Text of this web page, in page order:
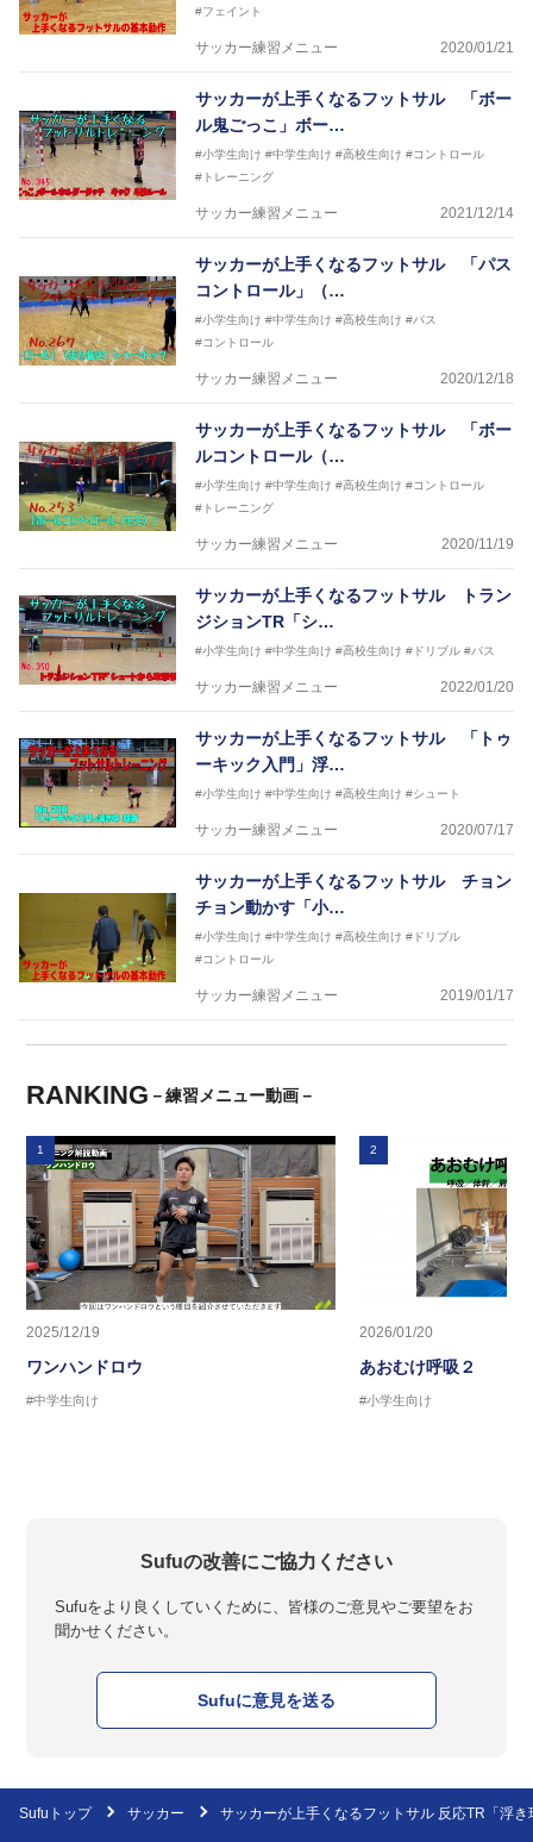
#フェイント
サッカー練習メニュー 2020/01/21
サッカーが上手くなるフットサル 「ボー
ル鬼ごっこ」ボー…
#小学生向け #中学生向け #高校生向け #コントロール
#トレーニング
サッカー練習メニュー 2021/12/14
サッカーが上手くなるフットサル 「パス
コントロール」（…
#小学生向け #中学生向け #高校生向け #パス
#コントロール
サッカー練習メニュー 2020/12/18
サッカーが上手くなるフットサル 「ボー
ルコントロール（…
#小学生向け #中学生向け #高校生向け #コントロール
#トレーニング
サッカー練習メニュー 2020/11/19
サッカーが上手くなるフットサル トラン
ジションTR「シ…
#小学生向け #中学生向け #高校生向け #ドリブル #パス
サッカー練習メニュー 2022/01/20
サッカーが上手くなるフットサル 「トゥ
ーキック入門」浮…
#小学生向け #中学生向け #高校生向け #シュート
サッカー練習メニュー 2020/07/17
サッカーが上手くなるフットサル チョン
チョン動かす「小…
#小学生向け #中学生向け #高校生向け #ドリブル
#コントロール
サッカー練習メニュー 2019/01/17
RANKING －練習メニュー動画－
1
2025/12/19
ワンハンドロウ
#中学生向け
2
2026/01/20
あおむけ呼吸２
#小学生向け
Sufuの改善にご協力ください
Sufuをより良くしていくために、皆様のご意見やご要望をお
聞かせください。
Sufuに意見を送る
Sufuトップ サッカー サッカーが上手くなるフットサル 反応TR「浮